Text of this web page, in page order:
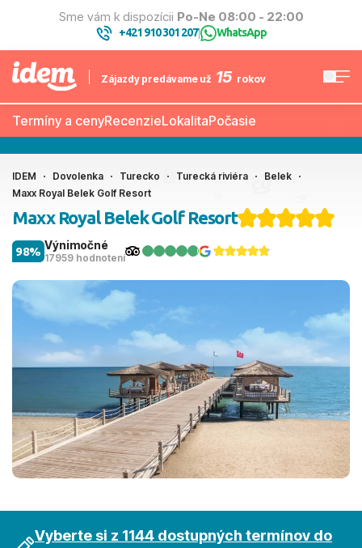
Sme vám k dispozícii Po-Ne 08:00 - 22:00
+421 910 301 207| WhatsApp
Zájazdy predávame už 15 rokov
Termíny a cenyRecenzieLokalitaPočasie
IDEM Dovolenka Turecko Turecká riviéra
Belek
Maxx Royal Belek Golf Resort
Maxx Royal Belek Golf Resort
Výnimočné
17959 hodnotení
98%
Vyberte si z 1144 dostupných termínov do